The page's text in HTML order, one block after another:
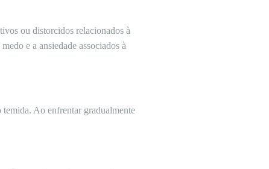
ou distorcidos relacionados à
e a ansiedade associados à
temida. Ao enfrentar gradualmente